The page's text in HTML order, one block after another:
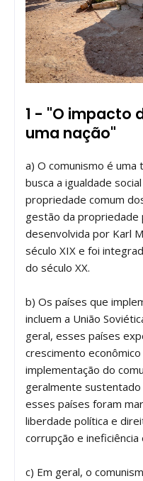
1 - "O impacto
uma nação"
a) O comunismo é uma
busca a igualdade
propriedade comum
gestão da propriedade
desenvolvida por Karl
século XIX e foi
do século XX.
b) Os países que
incluem a União
geral, esses países
crescimento
implementação do
geralmente
esses países foram
liberdade política e
corrupção e ineficiência
c) Em geral, o